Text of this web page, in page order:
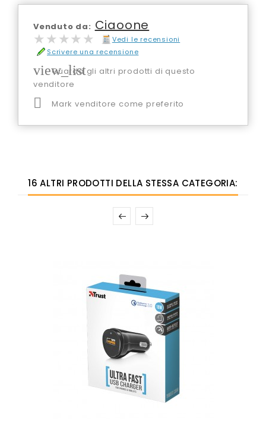
Venduto da: Ciaoone
★★★★★
★★★★★
Vedi le recensioni
Scrivere una recensione
view_list
Guarda gli altri prodotti di questo
venditore
 Mark venditore come preferito
16 ALTRI PRODOTTI DELLA STESSA CATEGORIA: